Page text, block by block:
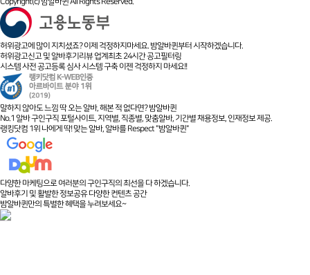
허위광고에 많이 지치셨죠? 이제 걱정하지마세요. 밤알바퀸부터 시작하겠습니다.
허위광고신고 및 알바후기리뷰 업계최초 24시간 공고필터링
시스템 사전 공고등록 심사 시스템 구축 이젠 걱정하지 마세요!!
말하지 않아도 느낌 딱 오는 알바, 해본 적 없다면? 밤알바퀸
No.1 알바 구인구직 포털사이트, 지역별, 직종별, 맞춤알바, 기간별 채용정보, 인재정보 제공.
랭킹닷컴 1위 나에게 딱! 맞는 알바, 알바를 Respect "밤알바퀸"
다양한 마케팅으로 여러분의 구인구직의 최선을 다 하겠습니다.
알바후기 및 활발한 정보공유 다양한 컨텐츠 공간
밤알바퀸만의 특별한 혜택을 누려보세요~